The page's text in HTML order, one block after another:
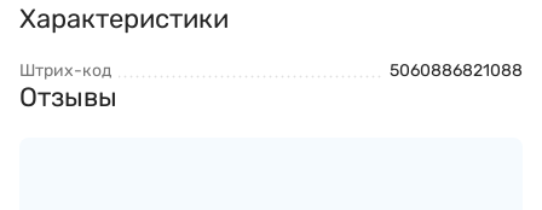
Характеристики
Штрих-код 5060886821088
Отзывы